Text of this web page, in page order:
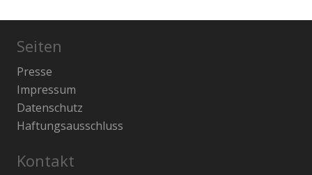
Seiten
Presse
Impressum
Datenschutz
Haftungsausschluss
Kontakt